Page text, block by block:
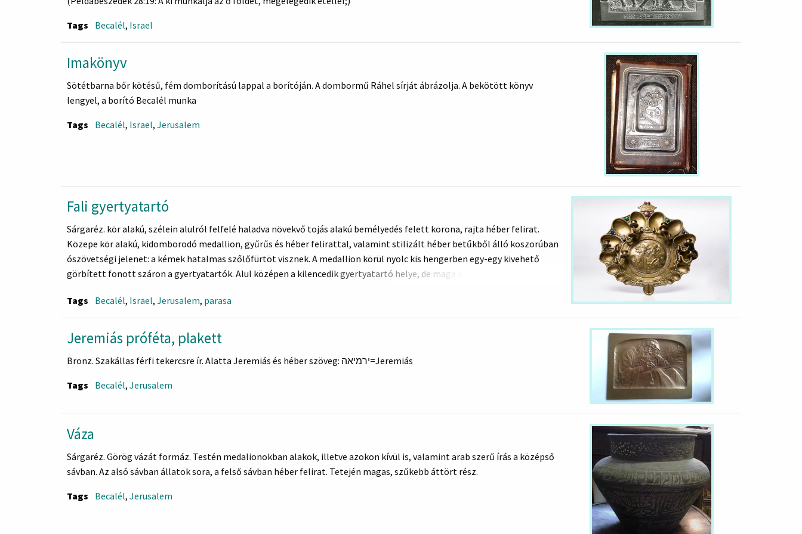
számított, hiszen a magyarországi zsidó közösség hagyományosan anticionista volt. A Herzl plakettet 1936-ban,
műtárgycserével szerezte meg gyűjteménye számára a Magyar Zsidó Múzeum.
Tags Becalél, Israel
Imakönyv
Sötétbarna bőr kötésű, fém domborítású lappal a borítóján. A dombormű Ráhel sírját ábrázolja. A bekötött könyv
lengyel, a borító Becalél munka
Tags Becalél, Israel, Jerusalem
Fali gyertyatartó
Sárgaréz. kör alakú, szélein alulról felfelé haladva növekvő tojás alakú bemélyedés felett korona, rajta héber felirat.
Közepe kör alakú, kidomborodó medallion, gyűrűs és héber felirattal, valamint stilizált héber betűkből álló koszorúban
ószövetségi jelenet: a kémek hatalmas szőlőfürtöt visznek. A medallion körül nyolc kis hengerben egy-egy kivehető
görbített fonott száron a gyertyatartók. Alul középen a kilencedik gyertyatartó helye, de maga a gyertyatartó hiányzik.. 9
Felirata:
"És szóltak: Bementünk az országba, ahova küldtél minket, tejjel mézzel folyó az, s íme ez a gyümölcse! És ketten vitték
egy rúdon..."
(Mózes IV. 13.f. 27 és 23 v.)
Becalél Jeruzsálem
Tags Becalél, Israel, Jerusalem, parasa
Jeremiás próféta, plakett
Bronz. Szakállas férfi tekercsre ír. Alatta Jeremiás és héber szöveg: ירמיאה=Jeremiás
Tags Becalél, Jerusalem
Váza
Sárgaréz. Görög vázát formáz. Testén medalionokban alakok, illetve azokon kívül is, valamint arab szerű írás a középső
sávban. Az alsó sávban állatok sora, a felső sávban héber felirat. Tetején magas, szűkebb áttört rész.
Tags Becalél, Jerusalem